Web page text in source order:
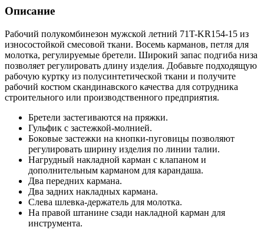
Описание
Рабочий полукомбинезон мужской летний 71T-KR154-15 из
износостойкой смесовой ткани. Восемь карманов, петля для
молотка, регулируемые бретели. Широкий запас подгиба низа
позволяет регулировать длину изделия. Добавьте подходящую
рабочую куртку из полусинтетической ткани и получите
рабочий костюм скандинавского качества для сотрудника
строительного или производственного предприятия.
Бретели застегиваются на пряжки.
Гульфик с застежкой-молнией.
Боковые застежки на кнопки-пуговицы позволяют
регулировать ширину изделия по линии талии.
Нагрудный накладной карман с клапаном и
дополнительным карманом для карандаша.
Два передних кармана.
Два задних накладных кармана.
Слева шлевка-держатель для молотка.
На правой штанине сзади накладной карман для
инструмента.